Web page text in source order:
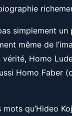
simplement
même de
vérité, Homo
Homo Faber
mots qu’Hideo